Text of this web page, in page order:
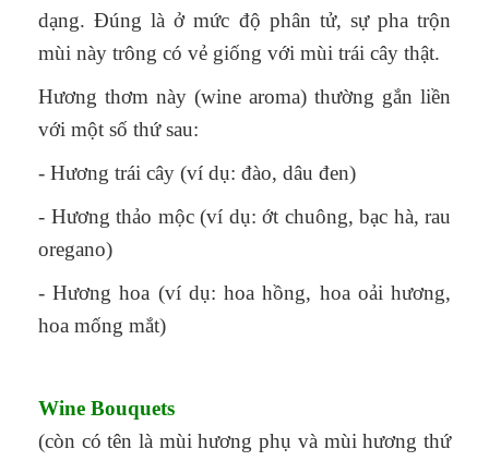
dạng. Đúng là ở mức độ phân tử, sự pha trộn
mùi này trông có vẻ giống với mùi trái cây thật.
Hương thơm này (wine aroma) thường gắn liền
với một số thứ sau:
- Hương trái cây (ví dụ: đào, dâu đen)
- Hương thảo mộc (ví dụ: ớt chuông, bạc hà, rau
oregano)
- Hương hoa (ví dụ: hoa hồng, hoa oải hương,
hoa mống mắt)
Wine Bouquets
(còn có tên là mùi hương phụ và mùi hương thứ